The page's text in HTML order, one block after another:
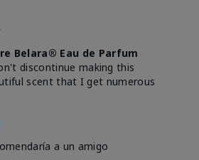
Belara® Eau de Parfum
discontinue making this
scent that I get numerous
a un amigo